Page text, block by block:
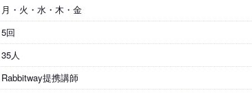
月・火・水・木・金
5回
35人
Rabbitway提携講師